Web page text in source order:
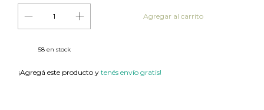
58en stock
¡Agregá este producto y tenés envío gratis!